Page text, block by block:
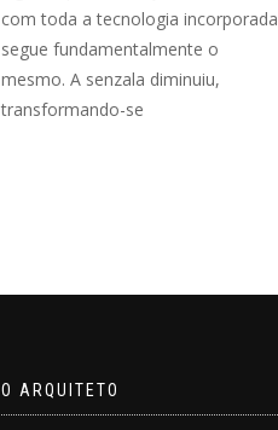
com toda a tecnologia incorporada
segue fundamentalmente o
mesmo. A senzala diminuiu,
transformando-se
O ARQUITETO